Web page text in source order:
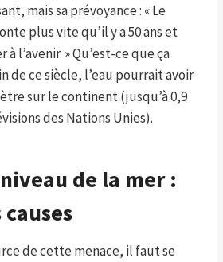
mais sa prévoyance : « Le
plus vite qu’il y a 50 ans et
à l’avenir. » Qu’est-ce que ça
de ce siècle, l’eau pourrait avoir
sur le continent (jusqu’à 0,9
des Nations Unies).
de la mer :
de cette menace, il faut se